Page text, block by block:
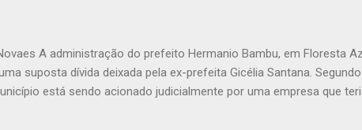
A administração do prefeito Hermanio Bambu, em Floresta
suposta dívida deixada pela ex-prefeita Gicélia Santana.
está sendo acionado judicialmente por uma empresa que